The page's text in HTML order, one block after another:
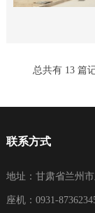
总共有 13 篇
联系方式
地址：甘肃省兰州
座机：0931-